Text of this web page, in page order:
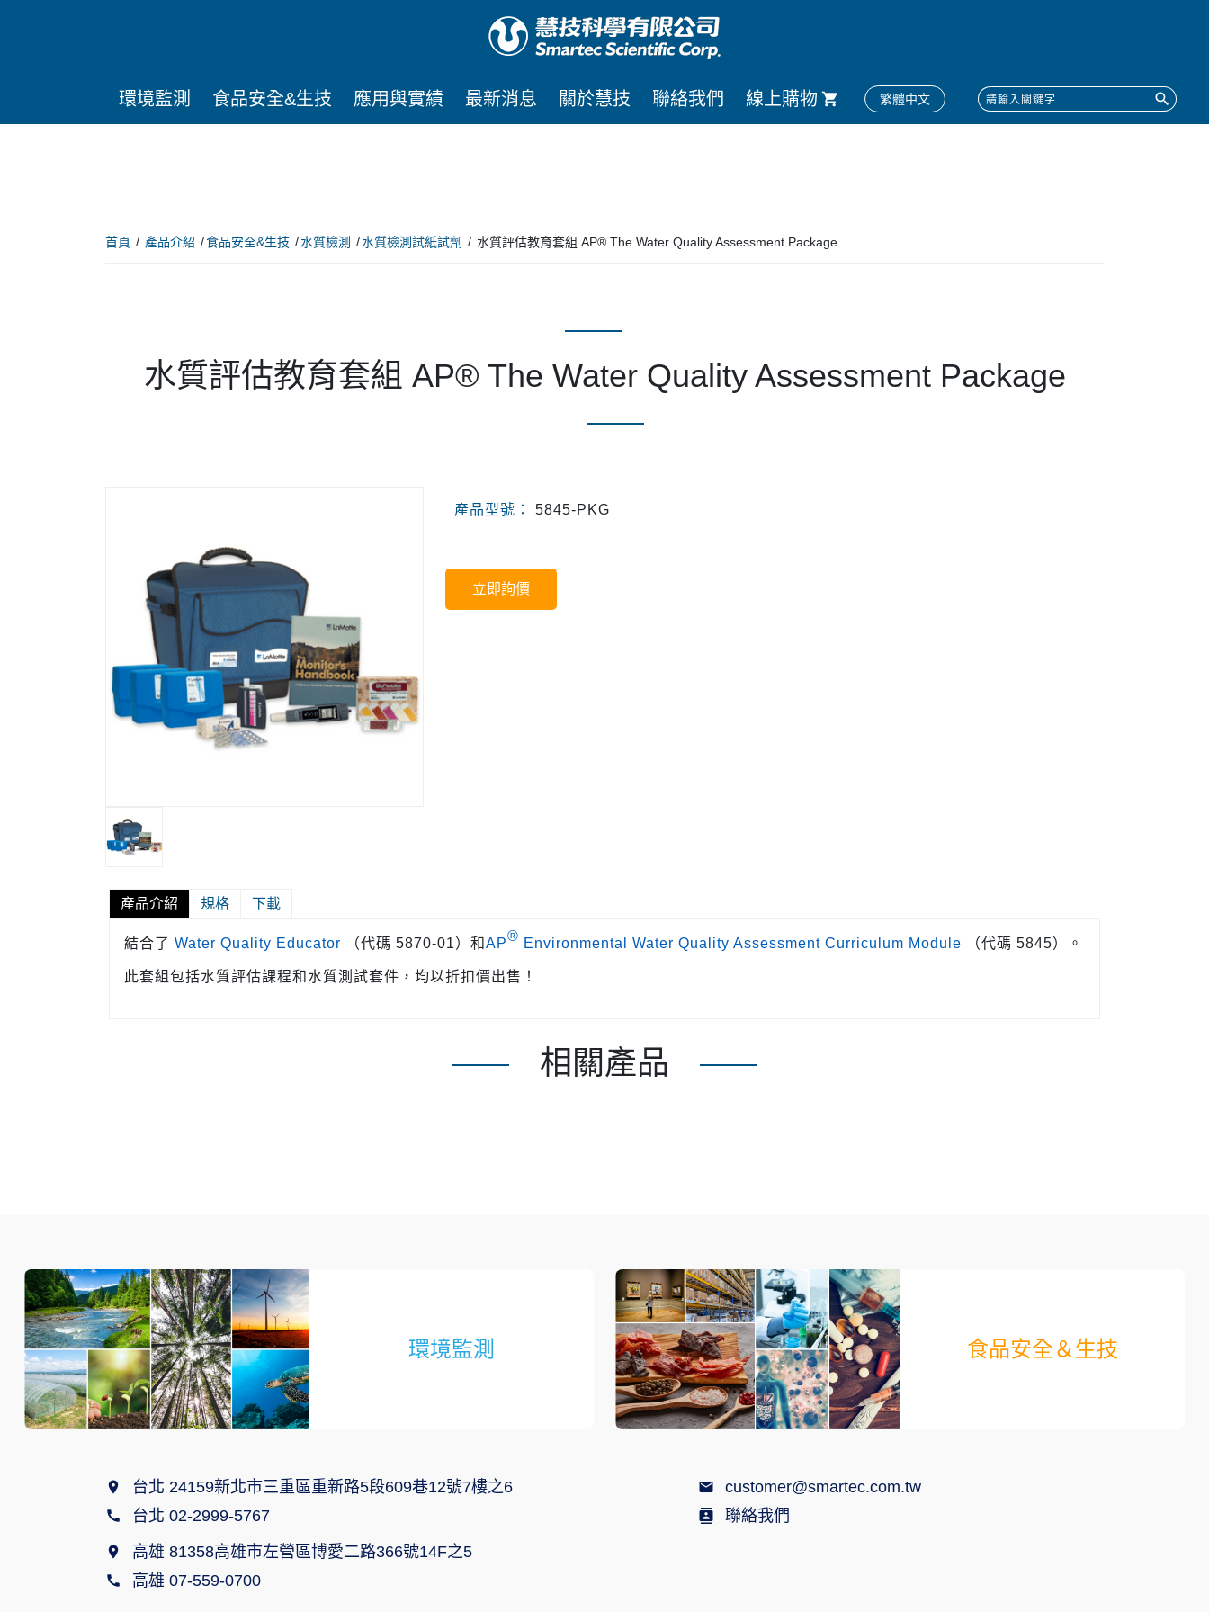
環境監測 食品安全&生技 應用與實績 最新消息 關於慧技 聯絡我們 線上購物 繁體中文
首頁 產品介紹 食品安全&生技 水質檢測 水質檢測試紙試劑 水質評估教育套組 AP® The Water Quality Assessment Package
水質評估教育套組 AP® The Water Quality Assessment Package
產品型號： 5845-PKG
立即詢價
產品介紹 規格 下載
結合了 Water Quality Educator （代碼 5870-01）和AP® Environmental Water Quality Assessment Curriculum Module （代碼 5845）。
此套組包括水質評估課程和水質測試套件，均以折扣價出售！
相關產品
環境監測 食品安全＆生技
台北 24159新北市三重區重新路5段609巷12號7樓之6
台北 02-2999-5767
高雄 81358高雄市左營區博愛二路366號14F之5
高雄 07-559-0700
customer@smartec.com.tw
聯絡我們